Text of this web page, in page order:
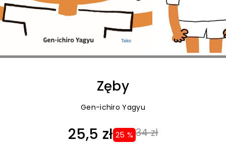
Zęby
Gen-ichiro Yagyu
25,5 zł 25 % 34 zł